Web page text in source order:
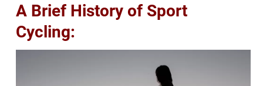
A Brief History of Sport
Cycling: